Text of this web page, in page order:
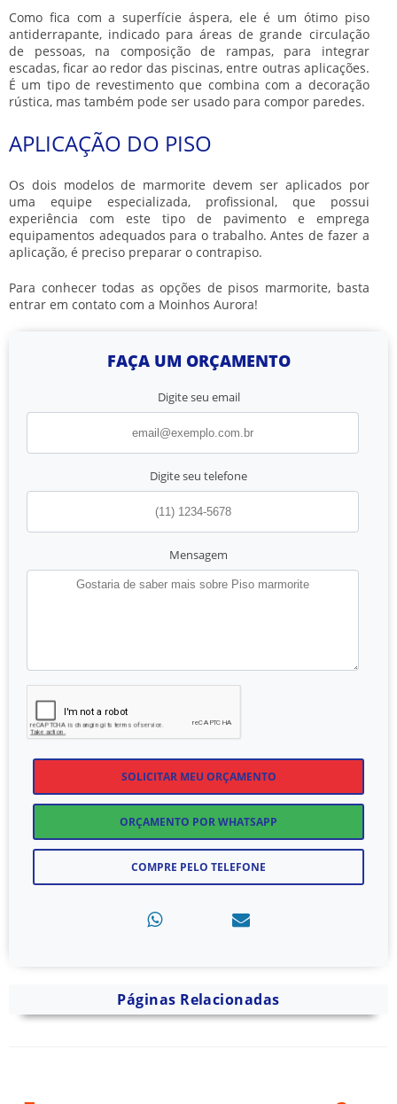
Como fica com a superfície áspera, ele é um ótimo piso
antiderrapante, indicado para áreas de grande circulação
de pessoas, na composição de rampas, para integrar
escadas, ficar ao redor das piscinas, entre outras aplicações.
É um tipo de revestimento que combina com a decoração
rústica, mas também pode ser usado para compor paredes.
APLICAÇÃO DO PISO
Os dois modelos de marmorite devem ser aplicados por
uma equipe especializada, profissional, que possui
experiência com este tipo de pavimento e emprega
equipamentos adequados para o trabalho. Antes de fazer a
aplicação, é preciso preparar o contrapiso.
Para conhecer todas as opções de pisos marmorite, basta
entrar em contato com a Moinhos Aurora!
FAÇA UM ORÇAMENTO
Digite seu email
Digite seu telefone
Mensagem
SOLICITAR MEU ORÇAMENTO
ORÇAMENTO POR WHATSAPP
COMPRE PELO TELEFONE
Páginas Relacionadas